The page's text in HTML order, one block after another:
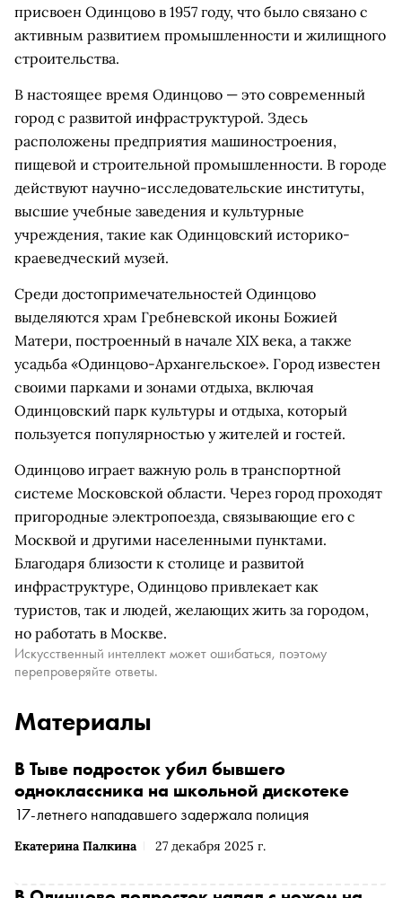
присвоен Одинцово в 1957 году, что было связано с
активным развитием промышленности и жилищного
строительства.
В настоящее время Одинцово — это современный
город с развитой инфраструктурой. Здесь
расположены предприятия машиностроения,
пищевой и строительной промышленности. В городе
действуют научно-исследовательские институты,
высшие учебные заведения и культурные
учреждения, такие как Одинцовский историко-
краеведческий музей.
Среди достопримечательностей Одинцово
выделяются храм Гребневской иконы Божией
Матери, построенный в начале XIX века, а также
усадьба «Одинцово-Архангельское». Город известен
своими парками и зонами отдыха, включая
Одинцовский парк культуры и отдыха, который
пользуется популярностью у жителей и гостей.
Одинцово играет важную роль в транспортной
системе Московской области. Через город проходят
пригородные электропоезда, связывающие его с
Москвой и другими населенными пунктами.
Благодаря близости к столице и развитой
инфраструктуре, Одинцово привлекает как
туристов, так и людей, желающих жить за городом,
но работать в Москве.
Искусственный интеллект может ошибаться, поэтому
перепроверяйте ответы.
Материалы
Екатерина Палкина 27 декабря 2025 г.
В Тыве подросток убил бывшего
одноклассника на школьной дискотеке
17-летнего нападавшего задержала полиция